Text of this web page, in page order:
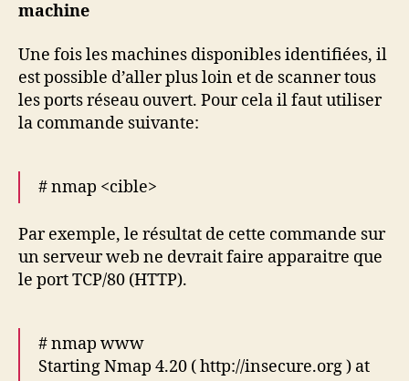
machine
Une fois les machines disponibles identifiées, il
est possible d’aller plus loin et de scanner tous
les ports réseau ouvert. Pour cela il faut utiliser
la commande suivante:
# nmap <cible>
Par exemple, le résultat de cette commande sur
un serveur web ne devrait faire apparaitre que
le port TCP/80 (HTTP).
# nmap www
Starting Nmap 4.20 ( http://insecure.org ) at